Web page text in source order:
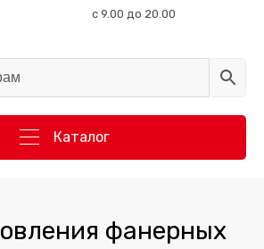
с 9.00 до 20.00
Каталог
фанерных